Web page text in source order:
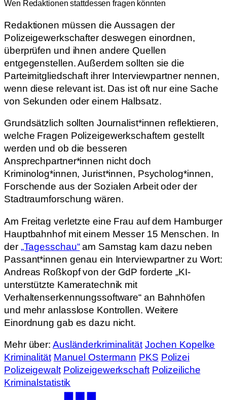
Wen Redaktionen stattdessen fragen könnten
Redaktionen müssen die Aussagen der
Polizeigewerkschafter deswegen einordnen,
überprüfen und ihnen andere Quellen
entgegenstellen. Außerdem sollten sie die
Parteimitgliedschaft ihrer Interviewpartner nennen,
wenn diese relevant ist. Das ist oft nur eine Sache
von Sekunden oder einem Halbsatz.
Grundsätzlich sollten Journalist*innen reflektieren,
welche Fragen Polizeigewerkschaftern gestellt
werden und ob die besseren
Ansprechpartner*innen nicht doch
Kriminolog*innen, Jurist*innen, Psycholog*innen,
Forschende aus der Sozialen Arbeit oder der
Stadtraumforschung wären.
Am Freitag verletzte eine Frau auf dem Hamburger
Hauptbahnhof mit einem Messer 15 Menschen. In
der „Tagesschau“am Samstag kam dazu neben
Passant*innen genau ein Interviewpartner zu Wort:
Andreas Roßkopf von der GdP forderte „KI-
unterstützte Kameratechnik mit
Verhaltenserkennungssoftware“ an Bahnhöfen
und mehr anlasslose Kontrollen. Weitere
Einordnung gab es dazu nicht.
Mehr über: Ausländerkriminalität Jochen Kopelke
Kriminalität Manuel Ostermann PKS Polizei
Polizeigewalt Polizeigewerkschaft Polizeiliche
Kriminalstatistik